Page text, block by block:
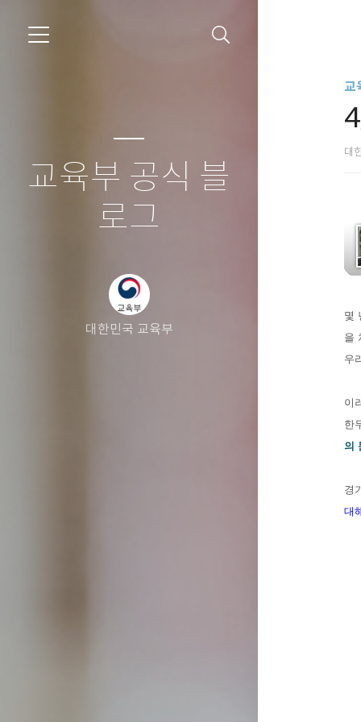
교육부 공식 블
로그
대한민국 교육부
교
대
몇
을
우
이
한
의
경
대